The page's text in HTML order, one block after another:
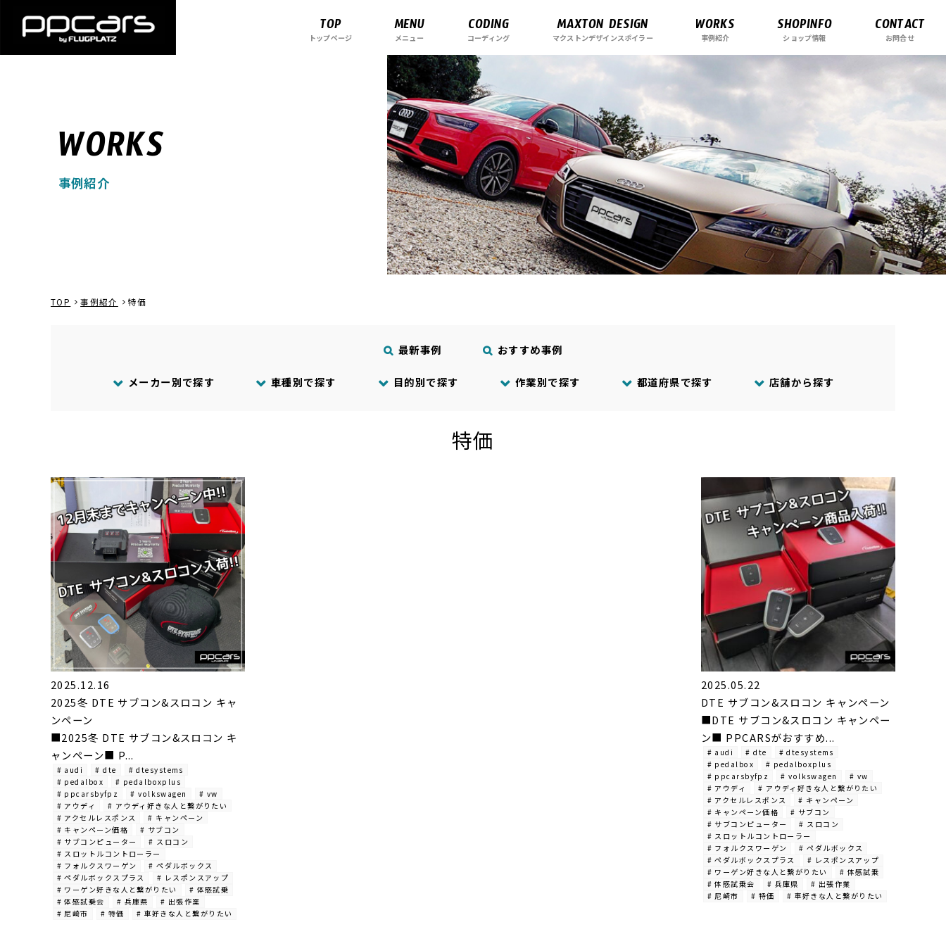
TOP
トップページ MENU
メニュー CODING
コーディング MAXTON DESIGN
マクストンデザインスポイラー WORKS
事例紹介 SHOPINFO
ショップ情報 CONTACT
お問合せ
WORKS
事例紹介
TOP 事例紹介 特価
最新事例 おすすめ事例
メーカー別で探す 車種別で探す 目的別で探す 作業別で探す 都道府県で探す 店舗から探す
特価
2025.12.16
2025冬 DTE サブコン&スロコン キャ
ンペーン
■2025冬 DTE サブコン&スロコン キ
ャンペーン■ P...
# audi # dte
# dtesystems
# pedalbox
# pedalboxplus
# ppcarsbyfpz
# volkswagen
# vw
# アウディ
# アウディ好きな人と繋がりたい
# アクセルレスポンス
# キャンペーン
# キャンペーン価格
# サブコン
# サブコンピューター
# スロコン
# スロットルコントローラー
# フォルクスワーゲン
# ペダルボックス
# ペダルボックスプラス
# レスポンスアップ
# ワーゲン好きな人と繋がりたい
# 体感試乗
# 体感試乗会
# 兵庫県
# 出張作業
# 尼崎市
# 特価 # 車好きな人と繋がりたい
2025.05.22
DTE サブコン&スロコン キャンペーン
■DTE サブコン&スロコン キャンペー
ン■ PPCARSがおすすめ...
# audi # dte
# dtesystems
# pedalbox
# pedalboxplus
# ppcarsbyfpz
# volkswagen
# vw
# アウディ
# アウディ好きな人と繋がりたい
# アクセルレスポンス
# キャンペーン
# キャンペーン価格
# サブコン
# サブコンピューター
# スロコン
# スロットルコントローラー
# フォルクスワーゲン
# ペダルボックス
# ペダルボックスプラス
# レスポンスアップ
# ワーゲン好きな人と繋がりたい
# 体感試乗
# 体感試乗会
# 兵庫県
# 出張作業
# 尼崎市
# 特価 # 車好きな人と繋がりたい